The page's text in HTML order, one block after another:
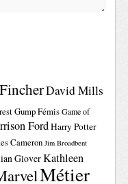
David Mills
GumpFémis Game of
FordHarry Potter
Cameron Jim Broadbent
GloverKathleen
Métier